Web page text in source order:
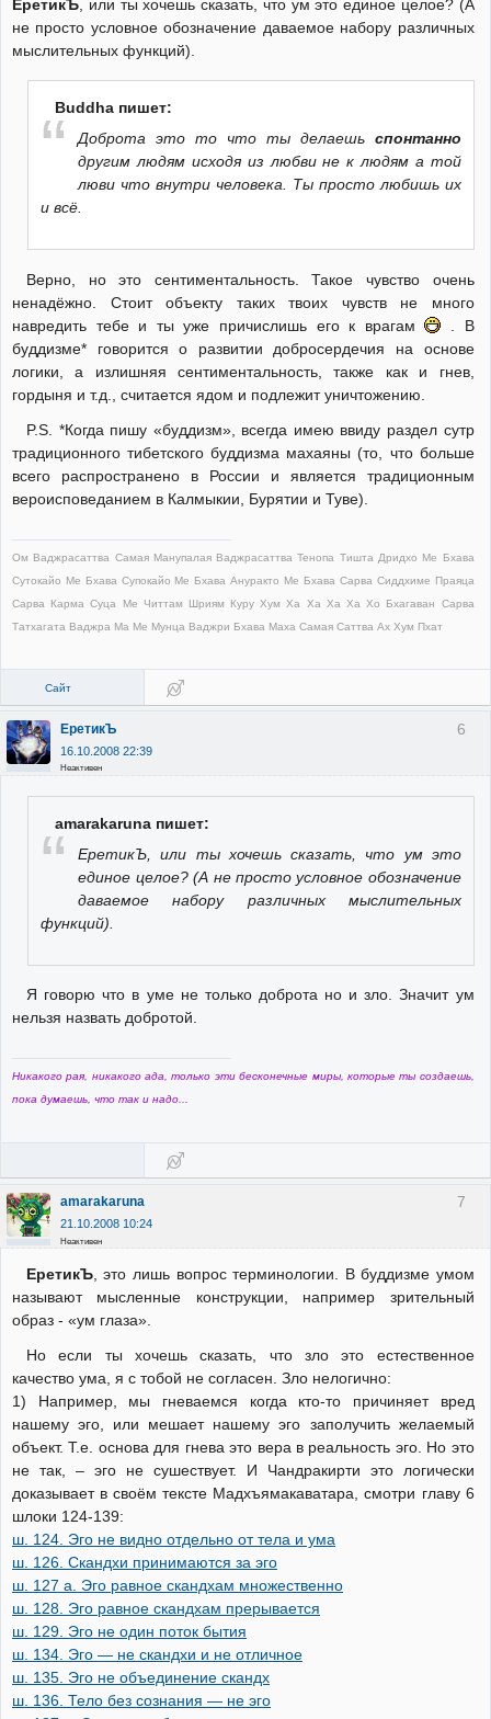
ЕретикЪ , или ты хочешь сказать, что ум это единое целое? (А
не просто условное обозначение даваемое набору различных
мыслительных функций).
Buddha пишет:
Доброта это то что ты делаешь спонтанно
другим людям исходя из любви не к людям а той
люви что внутри человека. Ты просто любишь их
и всё.
Верно, но это сентиментальность. Такое чувство очень
ненадёжно. Стоит объекту таких твоих чувств не много
навредить тебе и ты уже причислишь его к врагам
. В
буддизме* говорится о развитии добросердечия на основе
логики, а излишняя сентиментальность, также как и гнев,
гордыня и т.д., считается ядом и подлежит уничтожению.
P.S. *Когда пишу «буддизм», всегда имею ввиду раздел сутр
традиционного тибетского буддизма махаяны (то, что больше
всего распространено в России и является традиционным
вероисповеданием в Калмыкии, Бурятии и Туве).
Ом Ваджрасаттва Самая Манупалая Ваджрасаттва Тенопа Тишта Дридхо Ме Бхава
Сутокайо Ме Бхава Супокайо Ме Бхава Ануракто Ме Бхава Сарва Сиддхиме Праяца
Сарва Карма Суца Ме Читтам Шриям Куру Хум Ха Ха Ха Ха Хо Бхагаван Сарва
Татхагата Ваджра Ма Ме Мунца Ваджри Бхава Маха Самая Саттва Ах Хум Пхат
Сайт
6
ЕретикЪ
16.10.2008 22:39
Неактивен
amarakaruna пишет:
ЕретикЪ, или ты хочешь сказать, что ум это
единое целое? (А не просто условное обозначение
даваемое набору различных мыслительных
функций).
Я говорю что в уме не только доброта но и зло. Значит ум
нельзя назвать добротой.
Никакого рая, никакого ада, только эти бесконечные миры, которые ты создаешь,
пока думаешь, что так и надо...
7
amarakaruna
21.10.2008 10:24
Неактивен
ЕретикЪ, это лишь вопрос терминологии. В буддизме умом
называют мысленные конструкции, например зрительный
образ - «ум глаза».
Но если ты хочешь сказать, что зло это естественное
качество ума, я с тобой не согласен. Зло нелогично:
1) Например, мы гневаемся когда кто-то причиняет вред
нашему эго, или мешает нашему эго заполучить желаемый
объект. Т.е. основа для гнева это вера в реальность эго. Но это
не так, – эго не сушествует. И Чандракирти это логически
доказывает в своём тексте Мадхъямакаватара, смотри главу 6
шлоки 124-139:
ш. 124. Эго не видно отдельно от тела и ума
ш. 126. Скандхи принимаются за эго
ш. 127 а. Эго равное скандхам множественно
ш. 128. Эго равное скандхам прерывается
ш. 129. Эго не один поток бытия
ш. 134. Эго — не скандхи и не отличное
ш. 135. Эго не объединение скандх
ш. 136. Тело без сознания — не эго